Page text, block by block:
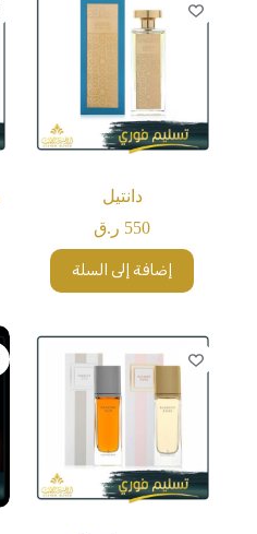
دانتيل
550 ر.ق
إضافة إلى السلة